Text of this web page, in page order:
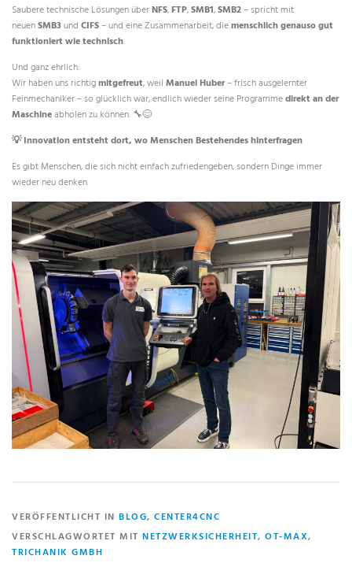
Saubere technische Lösungen überNFS,FTP,SMB1,SMB2– spricht mit
neuenSMB3undCIFS– und eine Zusammenarbeit, diemenschlich genauso gut
funktioniert wie technisch.
Und ganz ehrlich:
Wir haben uns richtigmitgefreut, weilManuel Huber– frisch ausgelernter
Feinmechaniker – so glücklich war, endlich wieder seine Programmedirekt an der
Maschineabholen zu können. 🔧😊
💡Innovation entsteht dort, wo Menschen Bestehendes hinterfragen
Es gibt Menschen, die sich nicht einfach zufriedengeben, sondern Dinge immer
wieder neu denken.
VERÖFFENTLICHT IN BLOG, CENTER4CNC
VERSCHLAGWORTET MIT NETZWERKSICHERHEIT, OT-MAX,
TRICHANIK GMBH